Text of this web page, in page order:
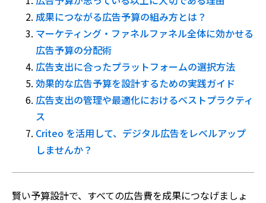
成果につながる広告予算の組み方とは？
マーケティング・ファネルファネル全体に効かせる
広告予算の分配術
広告支出に合ったプラットフォームの選択方法
効果的な広告予算を設計するための実践ガイド
広告支出の管理や最適化におけるベストプラクティ
ス
Criteo を活用して、デジタル広告をレベルアップ
しませんか？
賢い予算設計で、すべての広告費を成果につなげましょ